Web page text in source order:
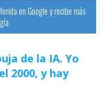
en Google y recibe más
de la IA. Yo
2000, y hay